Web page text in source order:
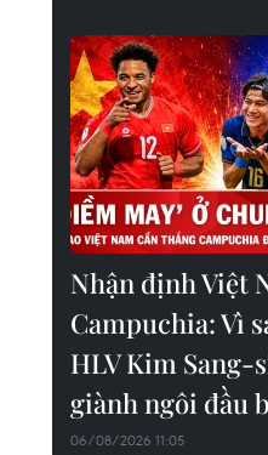
Nhận định Việt
Campuchia: Vì
HLV Kim Sang-
giành ngôi đầu
06/08/2026 11:05